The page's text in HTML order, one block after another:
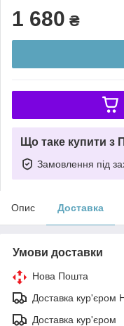
1 680 ₴
Що таке купити з
Замовлення під
Опис Доставка
Умови доставки
Нова Пошта
Доставка кур'єром
Доставка кур'єром